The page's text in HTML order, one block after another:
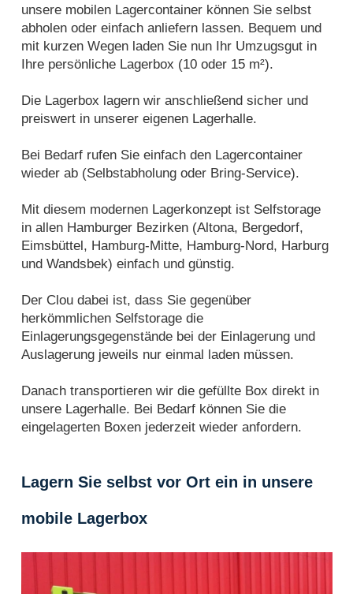
unsere mobilen Lagercontainer können Sie selbst
abholen oder einfach anliefern lassen. Bequem und
mit kurzen Wegen laden Sie nun Ihr Umzugsgut in
Ihre persönliche Lagerbox (10 oder 15 m²).
Die Lagerbox lagern wir anschließend sicher und
preiswert in unserer eigenen Lagerhalle.
Bei Bedarf rufen Sie einfach den Lagercontainer
wieder ab (Selbstabholung oder Bring-Service).
Mit diesem modernen Lagerkonzept ist Selfstorage
in allen Hamburger Bezirken (Altona, Bergedorf,
Eimsbüttel, Hamburg-Mitte, Hamburg-Nord, Harburg
und Wandsbek) einfach und günstig.
Der Clou dabei ist, dass Sie gegenüber
herkömmlichen Selfstorage die
Einlagerungsgegenstände bei der Einlagerung und
Auslagerung jeweils nur einmal laden müssen.
Danach transportieren wir die gefüllte Box direkt in
unsere Lagerhalle. Bei Bedarf können Sie die
eingelagerten Boxen jederzeit wieder anfordern.
Lagern Sie selbst vor Ort ein in unsere
mobile Lagerbox